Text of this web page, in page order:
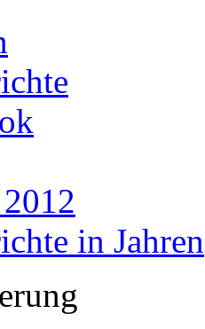
in Jahren